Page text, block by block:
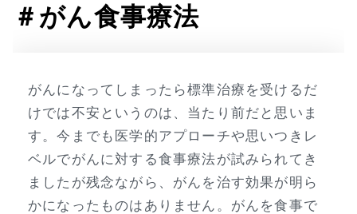
がん食事療法
がんになってしまったら標準治療を受けるだ
けでは不安というのは、当たり前だと思いま
す。今までも医学的アプローチや思いつきレ
ベルでがんに対する食事療法が試みられてき
ましたが残念ながら、がんを治す効果が明ら
かになったものはありません。がんを食事で